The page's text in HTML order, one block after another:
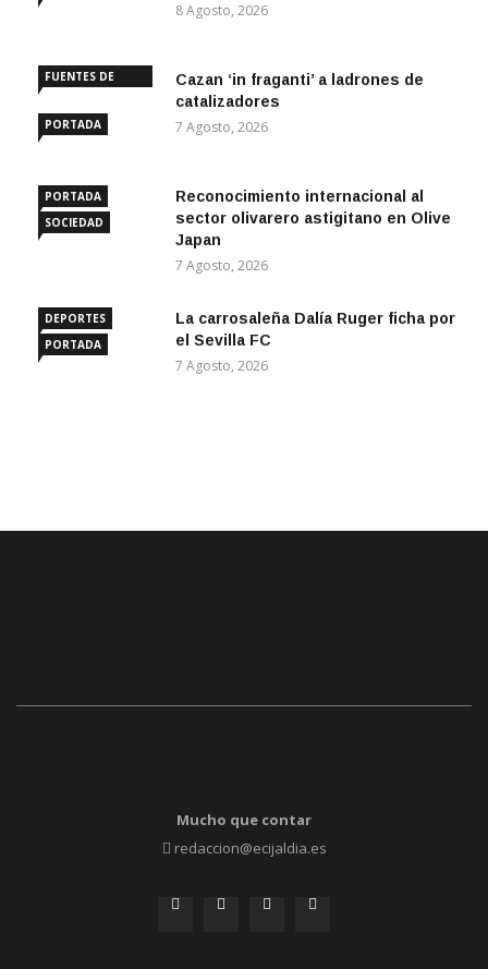
8 Agosto, 2026
FUENTES DE
PORTADA
Cazan ‘in fraganti’ a ladrones de
catalizadores
7 Agosto, 2026
PORTADA
SOCIEDAD
Reconocimiento internacional al
sector olivarero astigitano en Olive
Japan
7 Agosto, 2026
DEPORTES
PORTADA
La carrosaleña Dalía Ruger ficha por
el Sevilla FC
7 Agosto, 2026
Mucho que contar
redaccion@ecijaldia.es